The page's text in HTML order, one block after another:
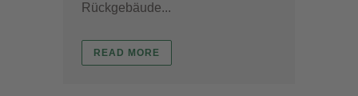
Rückgebäude...
READ MORE